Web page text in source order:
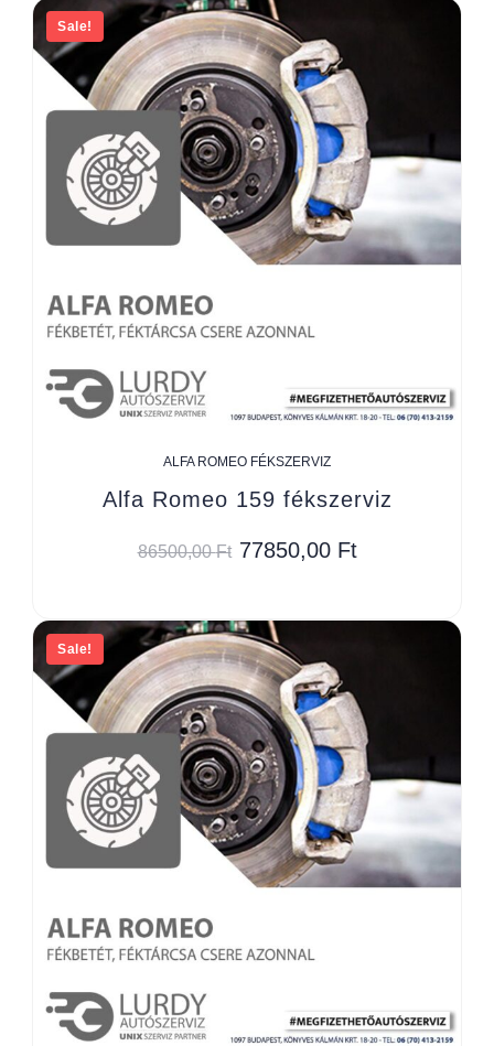
Sale!
ALFA ROMEO FÉKSZERVIZ
Alfa Romeo 159 fékszerviz
86500,00Ft 77850,00 Ft
Sale!